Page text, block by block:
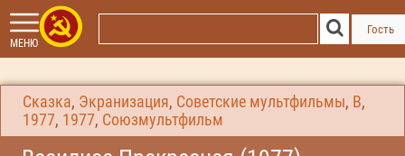
МЕНЮ
Гость
Сказка, Экранизация, Советские мультфильмы, В,
1977, 1977, Союзмультфильм